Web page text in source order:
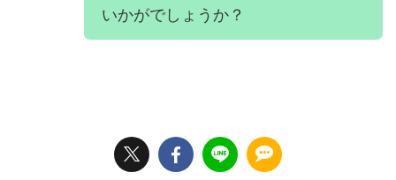
いかがでしょうか？